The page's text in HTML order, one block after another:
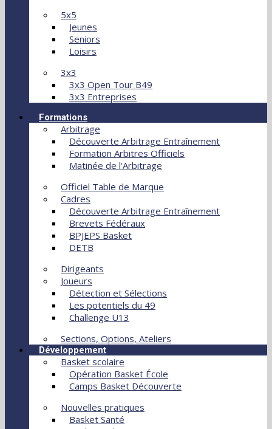
5x5
Jeunes
Seniors
Loisirs
3x3
3x3 Open Tour B49
3x3 Entreprises
Formations
Arbitrage
Découverte Arbitrage Entraînement
Formation Arbitres Officiels
Matinée de l'Arbitrage
Officiel Table de Marque
Cadres
Découverte Arbitrage Entraînement
Brevets Fédéraux
BPJEPS Basket
DETB
Dirigeants
Joueurs
Détection et Sélections
Les potentiels du 49
Challenge U13
Sections, Options, Ateliers
Développement
Basket scolaire
Opération Basket École
Camps Basket Découverte
Nouvelles pratiques
Basket Santé